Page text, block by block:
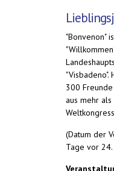
"Bonvenon"
300
aus mehr
(Datum der
Tage vor